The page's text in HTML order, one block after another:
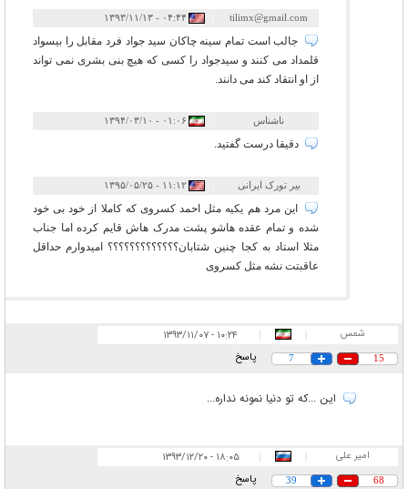
tilimx@gmail.com ۰۴:۴۴ - ۱۳۹۳/۱۱/۱۳
جالب است تمام سینه چاکان سید جواد فرد مقابل را بیسواد
قلمداد می کنند و سیدجواد را کسی که هیچ بنی بشری نمی تواند
از او انتقاد کند می دانند.
ناشناس ۰۱:۰۶ - ۱۳۹۴/۰۳/۱۰
دقیقا درست گفتید.
بیر تورک ایرانی ۱۱:۱۲ - ۱۳۹۵/۰۵/۲۵
این مرد هم یکیه مثل احمد کسروی که کاملا از خود بی خود
شده و تمام عقده هاشو پشت مدرک هاش قایم کرده اما جناب
مثلا استاد به کجا چنین شتابان؟؟؟؟؟؟؟؟؟؟؟؟؟ امیدوارم حداقل
عاقبتت نشه مثل کسروی
شمس |
| ۱۰:۲۴ - ۱۳۹۳/۱۱/۰۷
15
7 پاسخ
این ...که تو دنیا نمونه نداره...
امیر علی |
| ۱۸:۰۵ - ۱۳۹۳/۱۲/۲۰
68
39 پاسخ